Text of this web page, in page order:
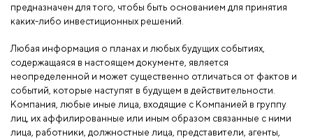
предназначен для того, чтобы быть основанием для принятия
каких-либо инвестиционных решений.
Любая информация о планах и любых будущих событиях,
содержащаяся в настоящем документе, является
неопределенной и может существенно отличаться от фактов и
событий, которые наступят в будущем в действительности.
Компания, любые иные лица, входящие с Компанией в группу
лиц, их аффилированные или иным образом связанные с ними
лица, работники, должностные лица, представители, агенты,